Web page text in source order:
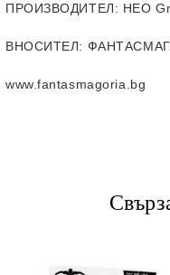
ПРОИЗВОДИТЕЛ: HEO
ВНОСИТЕЛ:
www.fantasmagoria.bg